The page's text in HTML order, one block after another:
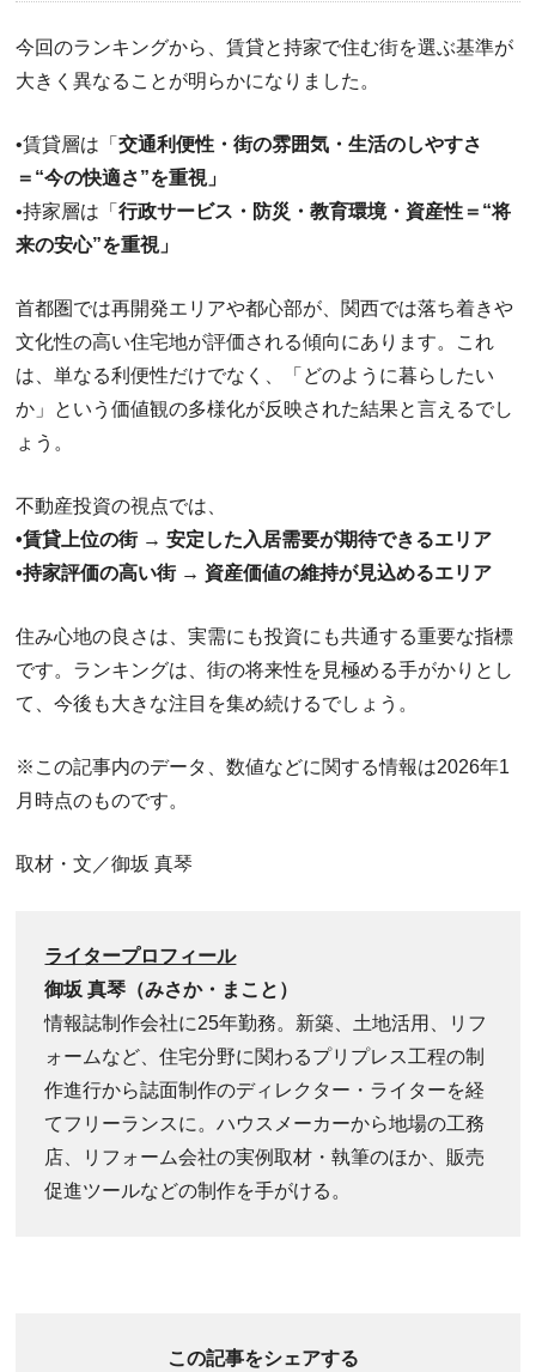
今回のランキングから、賃貸と持家で住む街を選ぶ基準が
大きく異なることが明らかになりました。
•賃貸層は「交通利便性・街の雰囲気・生活のしやすさ
＝“今の快適さ”を重視」
•持家層は「行政サービス・防災・教育環境・資産性＝“将
来の安心”を重視」
首都圏では再開発エリアや都心部が、関西では落ち着きや
文化性の高い住宅地が評価される傾向にあります。これ
は、単なる利便性だけでなく、「どのように暮らしたい
か」という価値観の多様化が反映された結果と言えるでし
ょう。
不動産投資の視点では、
•賃貸上位の街 → 安定した入居需要が期待できるエリア
•持家評価の高い街 → 資産価値の維持が見込めるエリア
住み心地の良さは、実需にも投資にも共通する重要な指標
です。ランキングは、街の将来性を見極める手がかりとし
て、今後も大きな注目を集め続けるでしょう。
※この記事内のデータ、数値などに関する情報は2026年1
月時点のものです。
取材・文／御坂 真琴
ライタープロフィール
御坂 真琴（みさか・まこと）
情報誌制作会社に25年勤務。新築、土地活用、リフ
ォームなど、住宅分野に関わるプリプレス工程の制
作進行から誌面制作のディレクター・ライターを経
てフリーランスに。ハウスメーカーから地場の工務
店、リフォーム会社の実例取材・執筆のほか、販売
促進ツールなどの制作を手がける。
この記事をシェアする